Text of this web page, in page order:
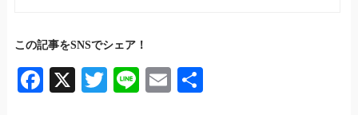
この記事をSNSでシェア！
Fa X T Li E 共